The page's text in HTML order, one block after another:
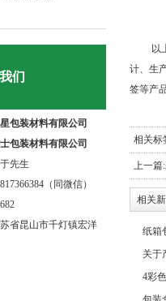
们
包装材料有限公司
包装材料有限公司
先生
（同微信）
省昆山市千灯镇宏洋
以
计、生
签等产品
相关标
上一篇:
相关
纸箱
关于
4彩